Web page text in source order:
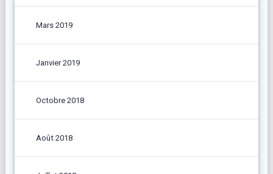
Mars 2019
Janvier 2019
Octobre 2018
Août 2018